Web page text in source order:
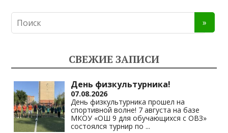
o
as
s
ni
ki
gr
a
m
s
A
p
p
y
Li
n
k
СВЕЖИЕ ЗАПИСИ
День физкультурника!
07.08.2026
День физкультурника прошел на
спортивной волне! 7 августа на базе
МКОУ «ОШ 9 для обучающихся с ОВЗ»
состоялся турнир по ...